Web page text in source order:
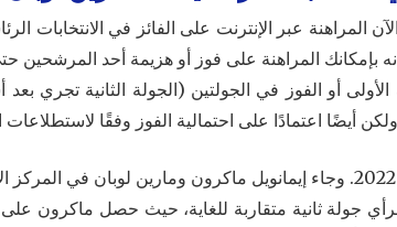
المراهنة عبر الإنترنت على الفائز في الانتخابات الرئاسية
بإمكانك المراهنة على فوز أو هزيمة أحد المرشحين
أو الفوز في الجولتين (الجولة الثانية تجري
أيضًا اعتمادًا على احتمالية الفوز وفقًا لاستطلاعات